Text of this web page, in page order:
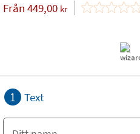
Från 449,00 kr
1 Text